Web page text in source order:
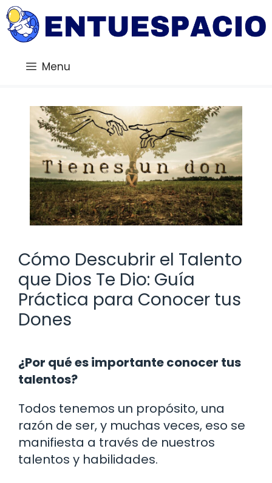
Saltar
al
contenido
Menu
Cómo Descubrir el Talento
que Dios Te Dio: Guía
Práctica para Conocer tus
Dones
¿Por qué es importante conocer tus
talentos?
Todos tenemos un propósito, una
razón de ser, y muchas veces, eso se
manifiesta a través de nuestros
talentos y habilidades.